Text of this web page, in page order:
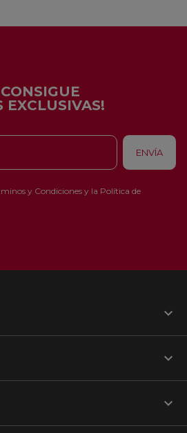
EXCLUSIVAS!
y Condiciones y la Política de


